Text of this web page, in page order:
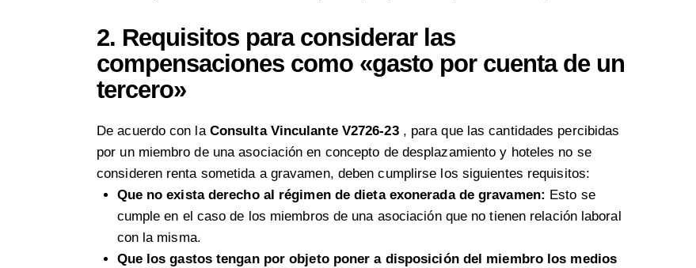
2. Requisitos para considerar las
compensaciones como «gasto por cuenta de un
tercero»
De acuerdo con la Consulta Vinculante V2726-23 , para que las cantidades percibidas
por un miembro de una asociación en concepto de desplazamiento y hoteles no se
consideren renta sometida a gravamen, deben cumplirse los siguientes requisitos:
Que no exista derecho al régimen de dieta exonerada de gravamen: Esto se
cumple en el caso de los miembros de una asociación que no tienen relación laboral
con la misma.
Que los gastos tengan por objeto poner a disposición del miembro los medios